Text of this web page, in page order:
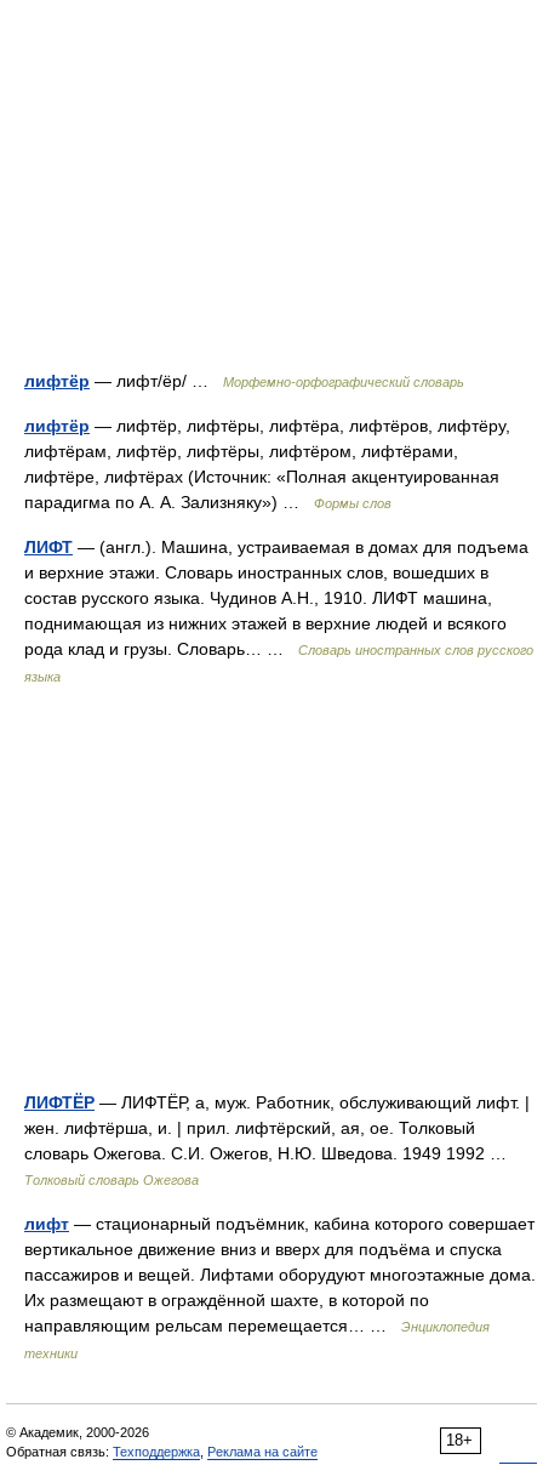
лифтёр — лифт/ёр/ … Морфемно-орфографический словарь
лифтёр — лифтёр, лифтёры, лифтёра, лифтёров, лифтёру,
лифтёрам, лифтёр, лифтёры, лифтёром, лифтёрами,
лифтёре, лифтёрах (Источник: «Полная акцентуированная
парадигма по А. А. Зализняку») …
Формы слов
ЛИФТ — (англ.). Машина, устраиваемая в домах для подъема
и верхние этажи. Словарь иностранных слов, вошедших в
состав русского языка. Чудинов А.Н., 1910. ЛИФТ машина,
поднимающая из нижних этажей в верхние людей и всякого
рода клад и грузы. Словарь… …
Словарь иностранных слов русского
языка
ЛИФТЁР — ЛИФТЁР, а, муж. Работник, обслуживающий лифт. |
жен. лифтёрша, и. | прил. лифтёрский, ая, ое. Толковый
словарь Ожегова. С.И. Ожегов, Н.Ю. Шведова. 1949 1992 …
Толковый словарь Ожегова
лифт — стационарный подъёмник, кабина которого совершает
вертикальное движение вниз и вверх для подъёма и спуска
пассажиров и вещей. Лифтами оборудуют многоэтажные дома.
Их размещают в ограждённой шахте, в которой по
направляющим рельсам перемещается… …
Энциклопедия
техники
18+
© Академик, 2000-2026
Обратная связь: Техподдержка Реклама на сайте